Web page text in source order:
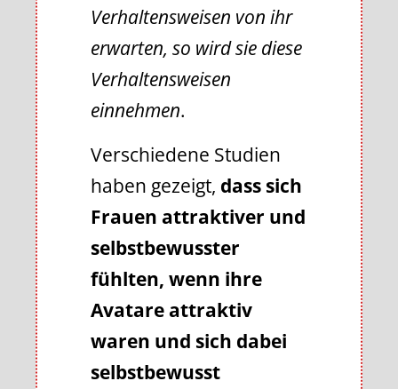
Verhaltensweisen von ihr
erwarten, so wird sie diese
Verhaltensweisen
einnehmen.
Verschiedene Studien
haben gezeigt, dass sich
Frauen attraktiver und
selbstbewusster
fühlten, wenn ihre
Avatare attraktiv
waren und sich dabei
selbstbewusst